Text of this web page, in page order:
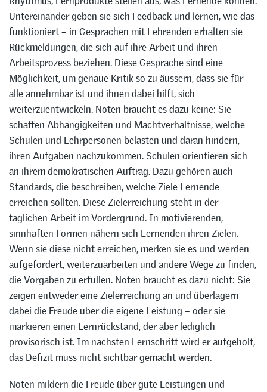
Untereinander geben sie sich Feedback und lernen, wie das
funktioniert – in Gesprächen mit Lehrenden erhalten sie
Rückmeldungen, die sich auf ihre Arbeit und ihren
Arbeitsprozess beziehen. Diese Gespräche sind eine
Möglichkeit, um genaue Kritik so zu äussern, dass sie für
alle annehmbar ist und ihnen dabei hilft, sich
weiterzuentwickeln. Noten braucht es dazu keine: Sie
schaffen Abhängigkeiten und Machtverhältnisse, welche
Schulen und Lehrpersonen belasten und daran hindern,
ihren Aufgaben nachzukommen. Schulen orientieren sich
an ihrem demokratischen Auftrag. Dazu gehören auch
Standards, die beschreiben, welche Ziele Lernende
erreichen sollten. Diese Zielerreichung steht in der
täglichen Arbeit im Vordergrund. In motivierenden,
sinnhaften Formen nähern sich Lernenden ihren Zielen.
Wenn sie diese nicht erreichen, merken sie es und werden
aufgefordert, weiterzuarbeiten und andere Wege zu finden,
die Vorgaben zu erfüllen. Noten braucht es dazu nicht: Sie
zeigen entweder eine Zielerreichung an und überlagern
dabei die Freude über die eigene Leistung – oder sie
markieren einen Lernrückstand, der aber lediglich
provisorisch ist. Im nächsten Lernschritt wird er aufgeholt,
das Defizit muss nicht sichtbar gemacht werden.
Noten mildern die Freude über gute Leistungen und